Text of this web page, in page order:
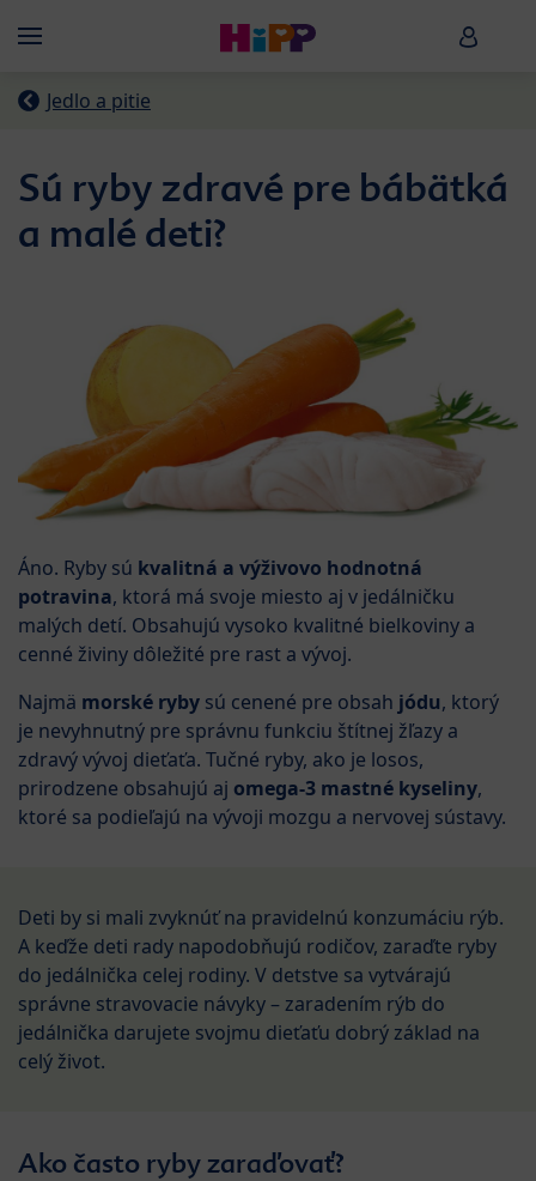
Menü HiPP
Jedlo a pitie
Sú ryby zdravé pre bábätká
a malé deti?
Áno. Ryby sú kvalitná a výživovo hodnotná
potravina, ktorá má svoje miesto aj v jedálničku
malých detí. Obsahujú vysoko kvalitné bielkoviny a
cenné živiny dôležité pre rast a vývoj.
Najmä morské ryby sú cenené pre obsah jódu, ktorý
je nevyhnutný pre správnu funkciu štítnej žľazy a
zdravý vývoj dieťaťa. Tučné ryby, ako je losos,
prirodzene obsahujú aj omega-3 mastné kyseliny,
ktoré sa podieľajú na vývoji mozgu a nervovej sústavy.
Deti by si mali zvyknúť na pravidelnú konzumáciu rýb.
A keďže deti rady napodobňujú rodičov, zaraďte ryby
do jedálnička celej rodiny. V detstve sa vytvárajú
správne stravovacie návyky – zaradením rýb do
jedálnička darujete svojmu dieťaťu dobrý základ na
celý život.
Ako často ryby zaraďovať?